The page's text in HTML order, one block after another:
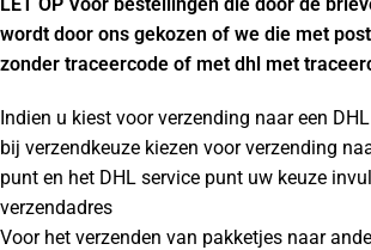
wordt door ons gekozen of we die met
zonder traceercode of met dhl met
Indien u kiest voor verzending naar een
bij verzendkeuze kiezen voor verzending
punt en het DHL service punt uw keuze
verzendadres
Voor het verzenden van pakketjes naar